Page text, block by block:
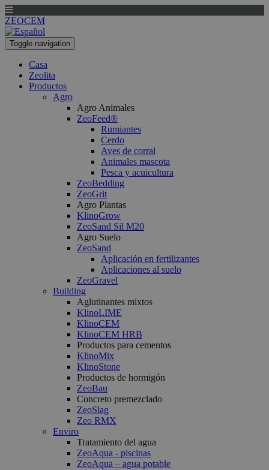
ZEOCEM
Toggle navigation
Casa
Zeolita
Productos
Agro
Agro Animales
ZeoFeed®
Rumiantes
Cerdo
Aves de corral
Animales mascota
Pesca y acuicultura
ZeoBedding
ZeoGrit
Agro Plantas
KlinoGrow
ZeoSand Sil M20
Agro Suelo
ZeoSand
Aplicación en fertilizantes
Aplicaciones al suelo
ZeoGravel
Building
Aglutinantes mixtos
KlinoLIME
KlinoCEM
KlinoCEM HRB
Productos para cementos
KlinoMix
KlinoStone
Productos de hormigón
ZeoBau
Concreto premezclado
ZeoSlag
Zeo RMX
Enviro
Tratamiento del agua
ZeoAqua - piscinas
ZeoAqua – agua potable